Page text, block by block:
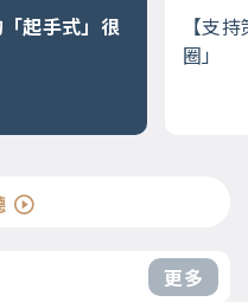
「起手式」很
【支
圈」
更多